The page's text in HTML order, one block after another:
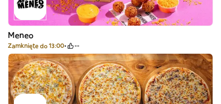
Meneo
Zamknięte do 13:00 --